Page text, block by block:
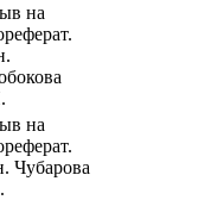
на
на
Чубарова